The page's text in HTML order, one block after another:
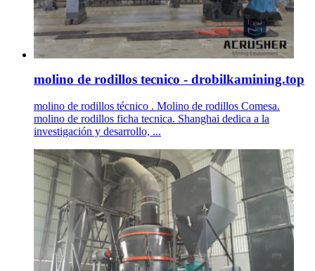
molino de rodillos tecnico - drobilkamining.top
molino de rodillos técnico . Molino de rodillos Comesa.
molino de rodillos ficha tecnica. Shanghai dedica a la
investigación y desarrollo, ...